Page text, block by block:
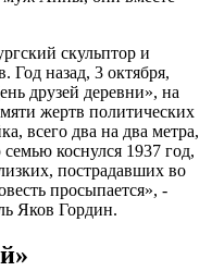
скульптор и
Год назад, 3 октября,
друзей деревни», на
жертв политических
всего два на два метра,
коснулся 1937 год,
пострадавших во
просыпается», -
Яков Гордин.